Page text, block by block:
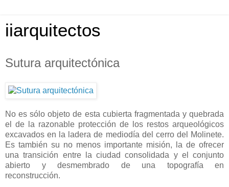
iiarquitectos
Sutura arquitectónica
No es sólo objeto de esta cubierta fragmentada y quebrada
el de la razonable protección de los restos arqueológicos
excavados en la ladera de mediodía del cerro del Molinete.
Es también su no menos importante misión, la de ofrecer
una transición entre la ciudad consolidada y el conjunto
abierto y desmembrado de una topografía en
reconstrucción.